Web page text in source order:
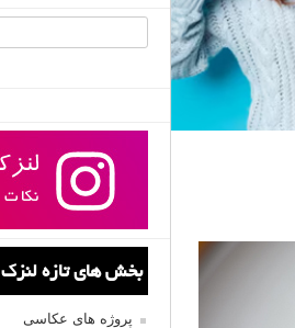
بخش های تازه لنزک
پروژه های عکاسی